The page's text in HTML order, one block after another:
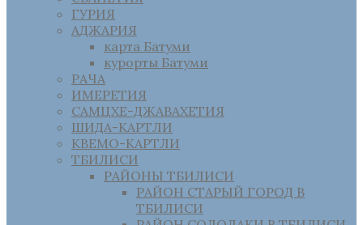
ГУРИЯ
АДЖАРИЯ
карта Батуми
курорты Батуми
РАЧА
ИМЕРЕТИЯ
САМЦХЕ-ДЖАВАХЕТИЯ
ШИДА-КАРТЛИ
КВЕМО-КАРТЛИ
ТБИЛИСИ
РАЙОНЫ ТБИЛИСИ
РАЙОН СТАРЫЙ ГОРОД В
ТБИЛИСИ